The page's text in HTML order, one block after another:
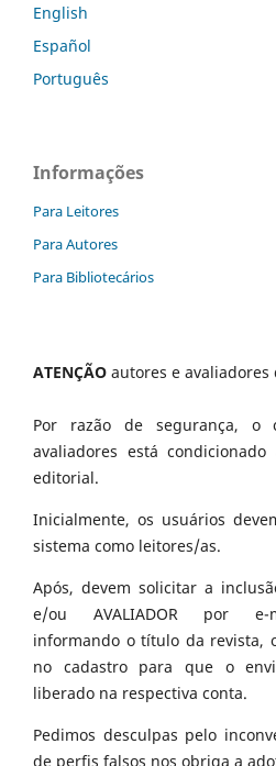
English
Español
Português
Informações
Para Leitores
Para Autores
Para Bibliotecários
ATENÇÃO autores e avaliadores
Por razão de segurança, o
avaliadores está
editorial.
Inicialmente, os usuários
sistema como leitores/as.
Após, devem solicitar a
e/ou AVALIADOR por e-
informando o título da revista,
no cadastro para que o
liberado na respectiva conta.
Pedimos desculpas pelo
de perfis falsos nos obriga a